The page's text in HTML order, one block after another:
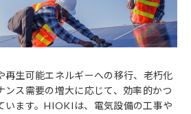
再生可能エネルギーへの移行、老朽化
ンス需要の増大に応じて、効率的かつ
います。HIOKIは、電気設備の工事や